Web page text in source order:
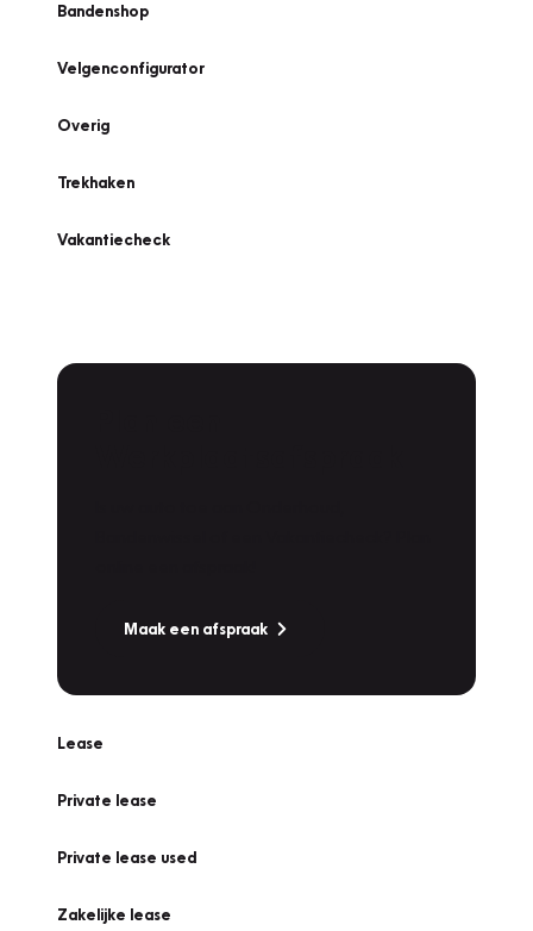
Bandenshop
Velgenconfigurator
Overig
Trekhaken
Vakantiecheck
Maak een afspraak
Lease
Private lease
Private lease used
Zakelijke lease